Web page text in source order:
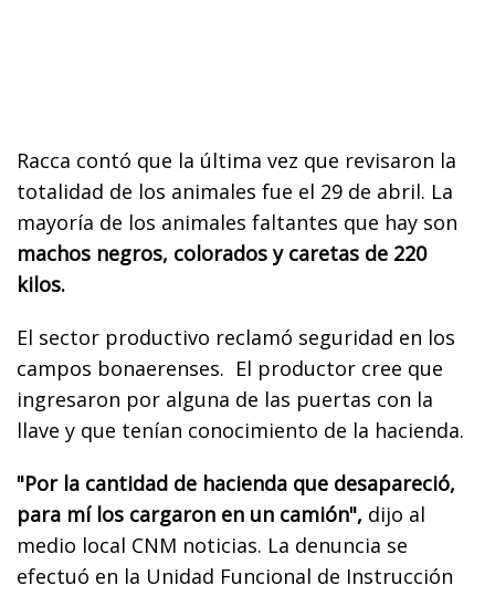
Racca contó que la última vez que revisaron la
totalidad de los animales fue el 29 de abril. La
mayoría de los animales faltantes que hay son
machos negros, colorados y caretas de 220
kilos.
El sector productivo reclamó seguridad en los
campos bonaerenses. El productor cree que
ingresaron por alguna de las puertas con la
llave y que tenían conocimiento de la hacienda.
"Por la cantidad de hacienda que desapareció,
para mí los cargaron en un camión", dijo al
medio local CNM noticias. La denuncia se
efectuó en la Unidad Funcional de Instrucción